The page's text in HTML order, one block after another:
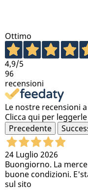
Ottimo
4,9/5
96
recensioni
Le nostre recensioni
Clicca qui per
Precedente
24 Luglio 2026
Buongiorno. La
buone condizioni.
sul sito